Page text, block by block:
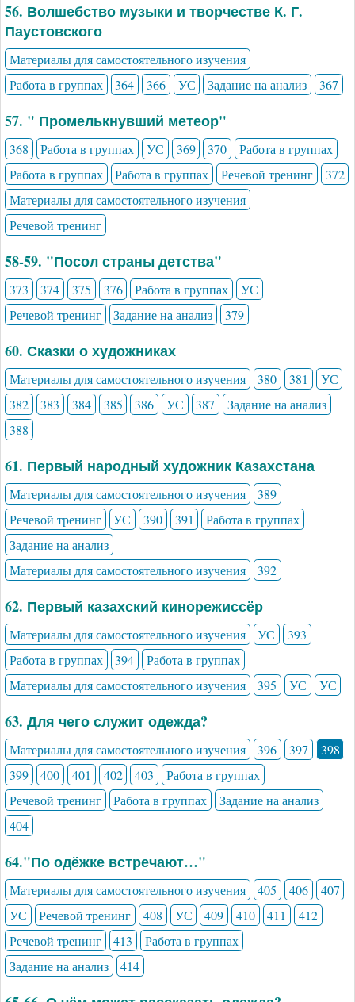
56. Волшебство музыки и творчестве К. Г.
Паустовского
Материалы для самостоятельного изучения
Работа в группах
364 366 УС Задание на анализ 367
57. " Промелькнувший метеор"
368 Работа в группах УС 369 370
Работа в группах
Работа в группах
Работа в группах Речевой тренинг
372
Материалы для самостоятельного изучения
Речевой тренинг
58-59. "Посол страны детства"
373 374 375 376 Работа в группах
УС
Речевой тренинг
Задание на анализ 379
60. Сказки о художниках
Материалы для самостоятельного изучения 380 381
УС
382
383 384 385 386 УС 387
Задание на анализ
388
61. Первый народный художник Казахстана
Материалы для самостоятельного изучения
389
Речевой тренинг
УС 390 391
Работа в группах
Задание на анализ
Материалы для самостоятельного изучения
392
62. Первый казахский кинорежиссёр
Материалы для самостоятельного изучения УС
393
Работа в группах
394
Работа в группах
Материалы для самостоятельного изучения
395 УС УС
63. Для чего служит одежда?
Материалы для самостоятельного изучения 396 397
398
399
400 401 402 403
Работа в группах
Речевой тренинг
Работа в группах
Задание на анализ
404
64."По одёжке встречают…"
Материалы для самостоятельного изучения 405 406
407
УС
Речевой тренинг 408 УС 409 410 411
412
Речевой тренинг
413
Работа в группах
Задание на анализ
414